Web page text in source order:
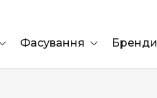
Фасування Бренди